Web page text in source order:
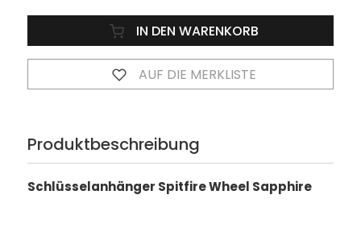
IN DEN WARENKORB
AUF DIE MERKLISTE
Produktbeschreibung
Schlüsselanhänger Spitfire Wheel Sapphire